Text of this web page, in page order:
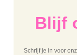
Blijf
Schrijf je in voor